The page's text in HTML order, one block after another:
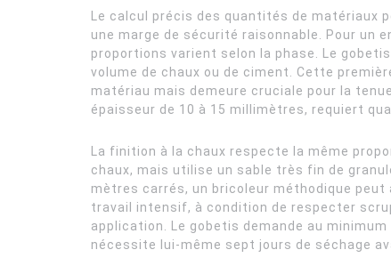
Le calcul précis des quantités de matériaux
une marge de sécurité raisonnable. Pour un
proportions varient selon la phase. Le
volume de chaux ou de ciment. Cette
matériau mais demeure cruciale pour la
épaisseur de 10 à 15 millimètres, requiert
La finition à la chaux respecte la même
chaux, mais utilise un sable très fin de
mètres carrés, un bricoleur méthodique peut
travail intensif, à condition de respecter
application. Le gobetis demande au
nécessite lui-même sept jours de séchage